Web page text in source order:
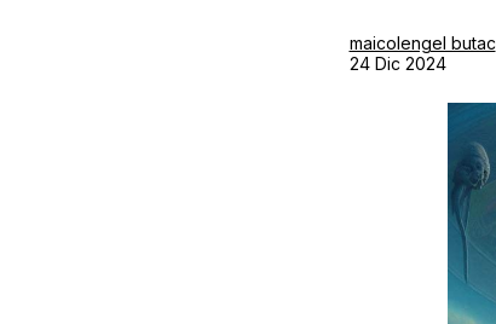
maicolengel butac
24 Dic 2024